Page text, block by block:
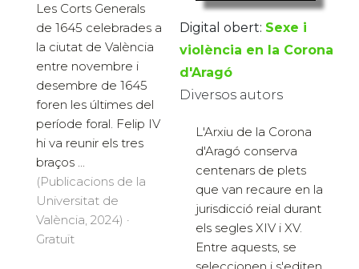
Les Corts Generals
de 1645 celebrades a
la ciutat de València
entre novembre i
desembre de 1645
foren les últimes del
període foral. Felip IV
hi va reunir els tres
braços ...
(Publicacions de la
Universitat de
València, 2024) ·
Gratuït
Digital obert: Sexe i
violència en la Corona
d'Aragó
Diversos autors
L'Arxiu de la Corona
d'Aragó conserva
centenars de plets
que van recaure en la
jurisdicció reial durant
els segles XIV i XV.
Entre aquests, se
seleccionen i s'editen